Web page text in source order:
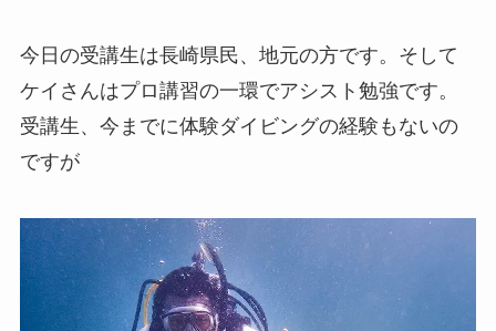
今日の受講生は長崎県民、地元の方です。そして
ケイさんはプロ講習の一環でアシスト勉強です。
受講生、今までに体験ダイビングの経験もないの
ですが